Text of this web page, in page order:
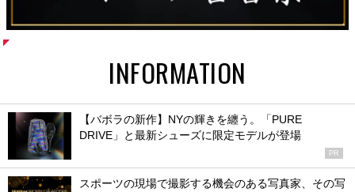
INFORMATION
【バボラの新作】NYの輝きを纏う。「PURE
DRIVE」と最新シューズに限定モデルが登場
PR
スポーツの現場で撮影する機会のある写真家、その写